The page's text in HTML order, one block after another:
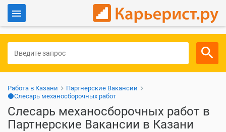
Для работодателей
Работа в Казани
Партнерские Вакансии
⚫Слесарь механосборочных работ
Слесарь механосборочных работ в
Партнерские Вакансии в Казани